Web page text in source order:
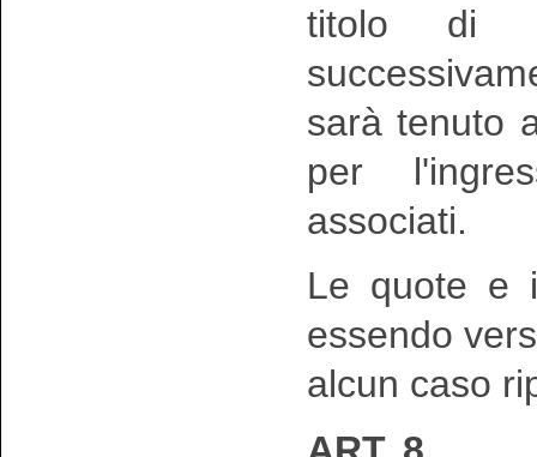
titolo di
sarà tenuto
per
associati.
Le quote e
essendo
alcun caso